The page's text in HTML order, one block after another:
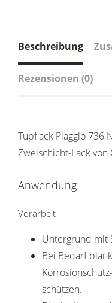
Beschreibung
Rezensionen (0)
Tupflack Piaggio 736
Zweischicht-Lack von
Anwendung
Vorarbeit
Untergrund mit
Bei Bedarf
schützen.